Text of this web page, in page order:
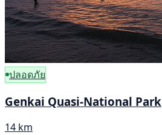
ปลอดภัย
Genkai Quasi-National Park
14 km